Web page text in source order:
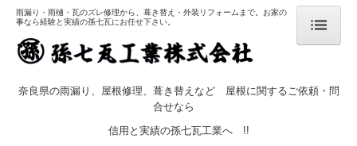
雨漏り・雨樋・瓦のズレ修理から、葺き替え・外装リフォームまで。お家の
事なら経験と実績の孫七瓦にお任せ下さい。
奈良県の雨漏り、屋根修理、葺き替えなど 屋根に関するご依頼・問
合せなら
信用と実績の孫七瓦工業へ !!